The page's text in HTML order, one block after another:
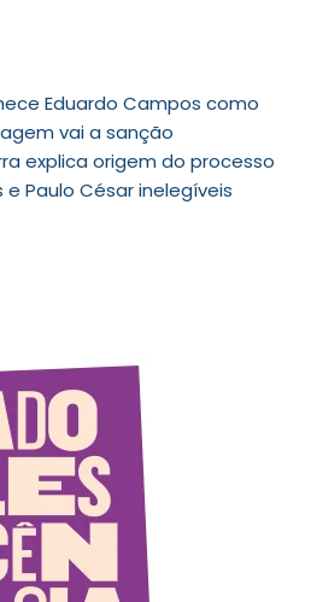
Eduardo Campos como
vai a sanção
explica origem do processo
e Paulo César inelegíveis